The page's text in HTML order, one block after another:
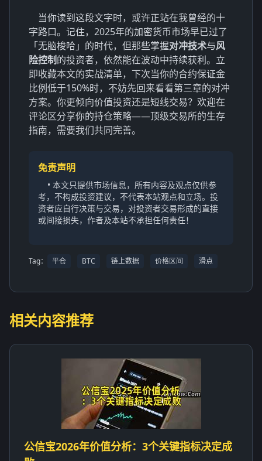
当你读到这段文字时，或许正站在我曾经的十
字路口。记住，2025年的加密货币市场早已过了
「无脑梭哈」的时代，但那些掌握对冲技术与风
险控制的投资者，依然能在波动中持续获利。立
即收藏本文的实战清单，下次当你的合约保证金
比例低于150%时，不妨先回来看看第三章的对冲
方案。你更倾向价值投资还是短线交易？欢迎在
评论区分享你的持仓策略——顶级交易所的生存
指南，需要我们共同完善。
免责声明
• 本文只提供市场信息，所有内容及观点仅供参
考，不构成投资建议，不代表本站观点和立场。投
资者应自行决策与交易，对投资者交易形成的直接
或间接损失，作者及本站不承担任何责任！
Tag： 平仓 BTC 链上数据 价格区间 滑点
相关内容推荐
公信宝2026年价值分析：3个关键指标决定成